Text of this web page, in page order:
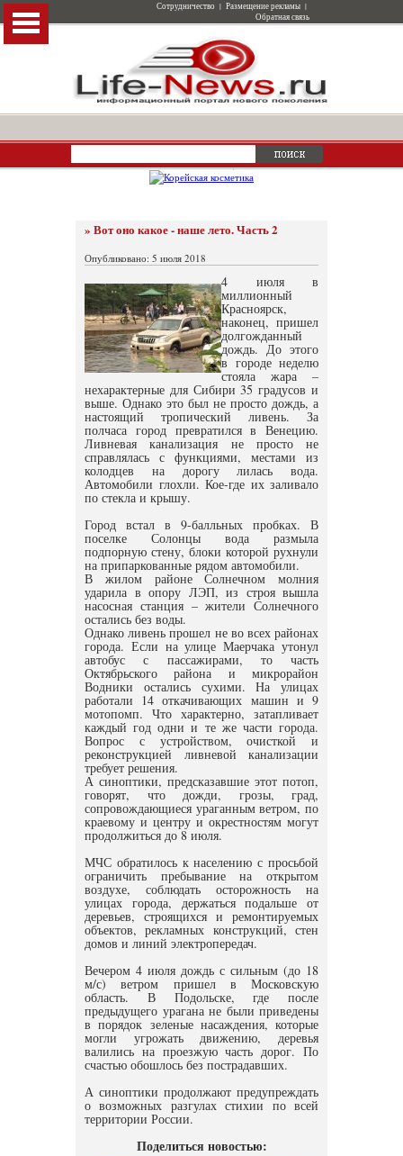
Сотрудничество | Размещение рекламы |
Обратная связь
» Вот оно какое - наше лето. Часть 2
Опубликовано: 5 июля 2018
4 июля в
миллионный
Красноярск,
наконец, пришел
долгожданный
дождь. До этого
в городе неделю
стояла жара –
нехарактерные для Сибири 35 градусов и
выше. Однако это был не просто дождь, а
настоящий тропический ливень. За
полчаса город превратился в Венецию.
Ливневая канализация не просто не
справлялась с функциями, местами из
колодцев на дорогу лилась вода.
Автомобили глохли. Кое-где их заливало
по стекла и крышу.
Город встал в 9-балльных пробках. В
поселке Солонцы вода размыла
подпорную стену, блоки которой рухнули
на припаркованные рядом автомобили.
В жилом районе Солнечном молния
ударила в опору ЛЭП, из строя вышла
насосная станция – жители Солнечного
остались без воды.
Однако ливень прошел не во всех районах
города. Если на улице Маерчака утонул
автобус с пассажирами, то часть
Октябрьского района и микрорайон
Водники остались сухими. На улицах
работали 14 откачивающих машин и 9
мотопомп. Что характерно, затапливает
каждый год одни и те же части города.
Вопрос с устройством, очисткой и
реконструкцией ливневой канализации
требует решения.
А синоптики, предсказавшие этот потоп,
говорят, что дожди, грозы, град,
сопровождающиеся ураганным ветром, по
краевому и центру и окрестностям могут
продолжиться до 8 июля.
МЧС обратилось к населению с просьбой
ограничить пребывание на открытом
воздухе, соблюдать осторожность на
улицах города, держаться подальше от
деревьев, строящихся и ремонтируемых
объектов, рекламных конструкций, стен
домов и линий электропередач.
Вечером 4 июля дождь с сильным (до 18
м/с) ветром пришел в Московскую
область. В Подольске, где после
предыдущего урагана не были приведены
в порядок зеленые насаждения, которые
могли угрожать движению, деревья
валились на проезжую часть дорог. По
счастью обошлось без пострадавших.
А синоптики продолжают предупреждать
о возможных разгулах стихии по всей
территории России.
Поделиться новостью: